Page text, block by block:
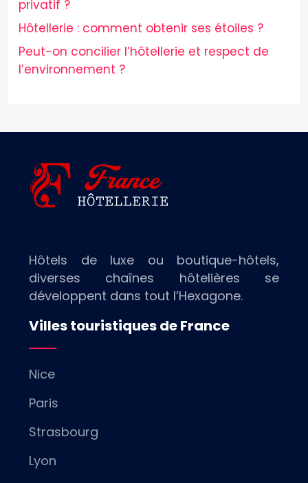
privatif ?
Hôtellerie : comment obtenir ses étoiles ?
Peut-on concilier l’hôtellerie et respect de
l’environnement ?
Hôtels de luxe ou boutique-hôtels,
diverses chaînes hôtelières se
développent dans tout l’Hexagone.
Villes touristiques de France
Nice
Paris
Strasbourg
Lyon